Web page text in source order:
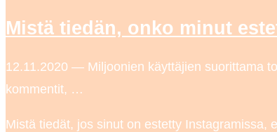
Mistä tiedän, onko minut
12.11.2020 — Miljoonien käyttäjien suorittama
kommentit, …
Mistä tiedät, jos sinut on estetty Instagramissa,